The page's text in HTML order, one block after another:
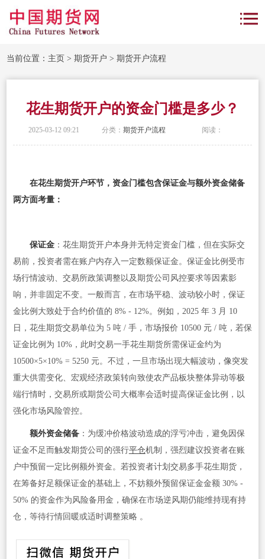
当前位置： 主页 >期货开户 >期货开户流程
花生期货开户的资金门槛是多少？
2025-03-12 09:21 分类： 期货开户流程 阅读：
在花生期货开户环节，资金门槛包含保证金与额外资金储备
两方面考量：
保证金：花生期货开户本身并无特定资金门槛，但在实际交
易前，投资者需在账户内存入一定数额保证金。保证金比例受市
场行情波动、交易所政策调整以及期货公司风控要求等因素影
响，并非固定不变。一般而言，在市场平稳、波动较小时，保证
金比例大致处于合约价值的 8% - 12%。例如，2025 年 3 月 10
日，花生期货交易单位为 5 吨 / 手，市场报价 10500 元 / 吨，若保
证金比例为 10%，此时交易一手花生期货所需保证金约为
10500×5×10% = 5250 元。不过，一旦市场出现大幅波动，像突发
重大供需变化、宏观经济政策转向致使农产品板块整体异动等极
端行情时，交易所或期货公司大概率会适时提高保证金比例，以
强化市场风险管控。
额外资金储备：为缓冲价格波动造成的浮亏冲击，避免因保
证金不足而触发期货公司的强行平仓机制，强烈建议投资者在账
户中预留一定比例额外资金。若投资者计划交易多手花生期货，
在筹备好足额保证金的基础上，不妨额外预留保证金金额 30% -
50% 的资金作为风险备用金，确保在市场逆风期仍能维持现有持
仓，等待行情回暖或适时调整策略 。